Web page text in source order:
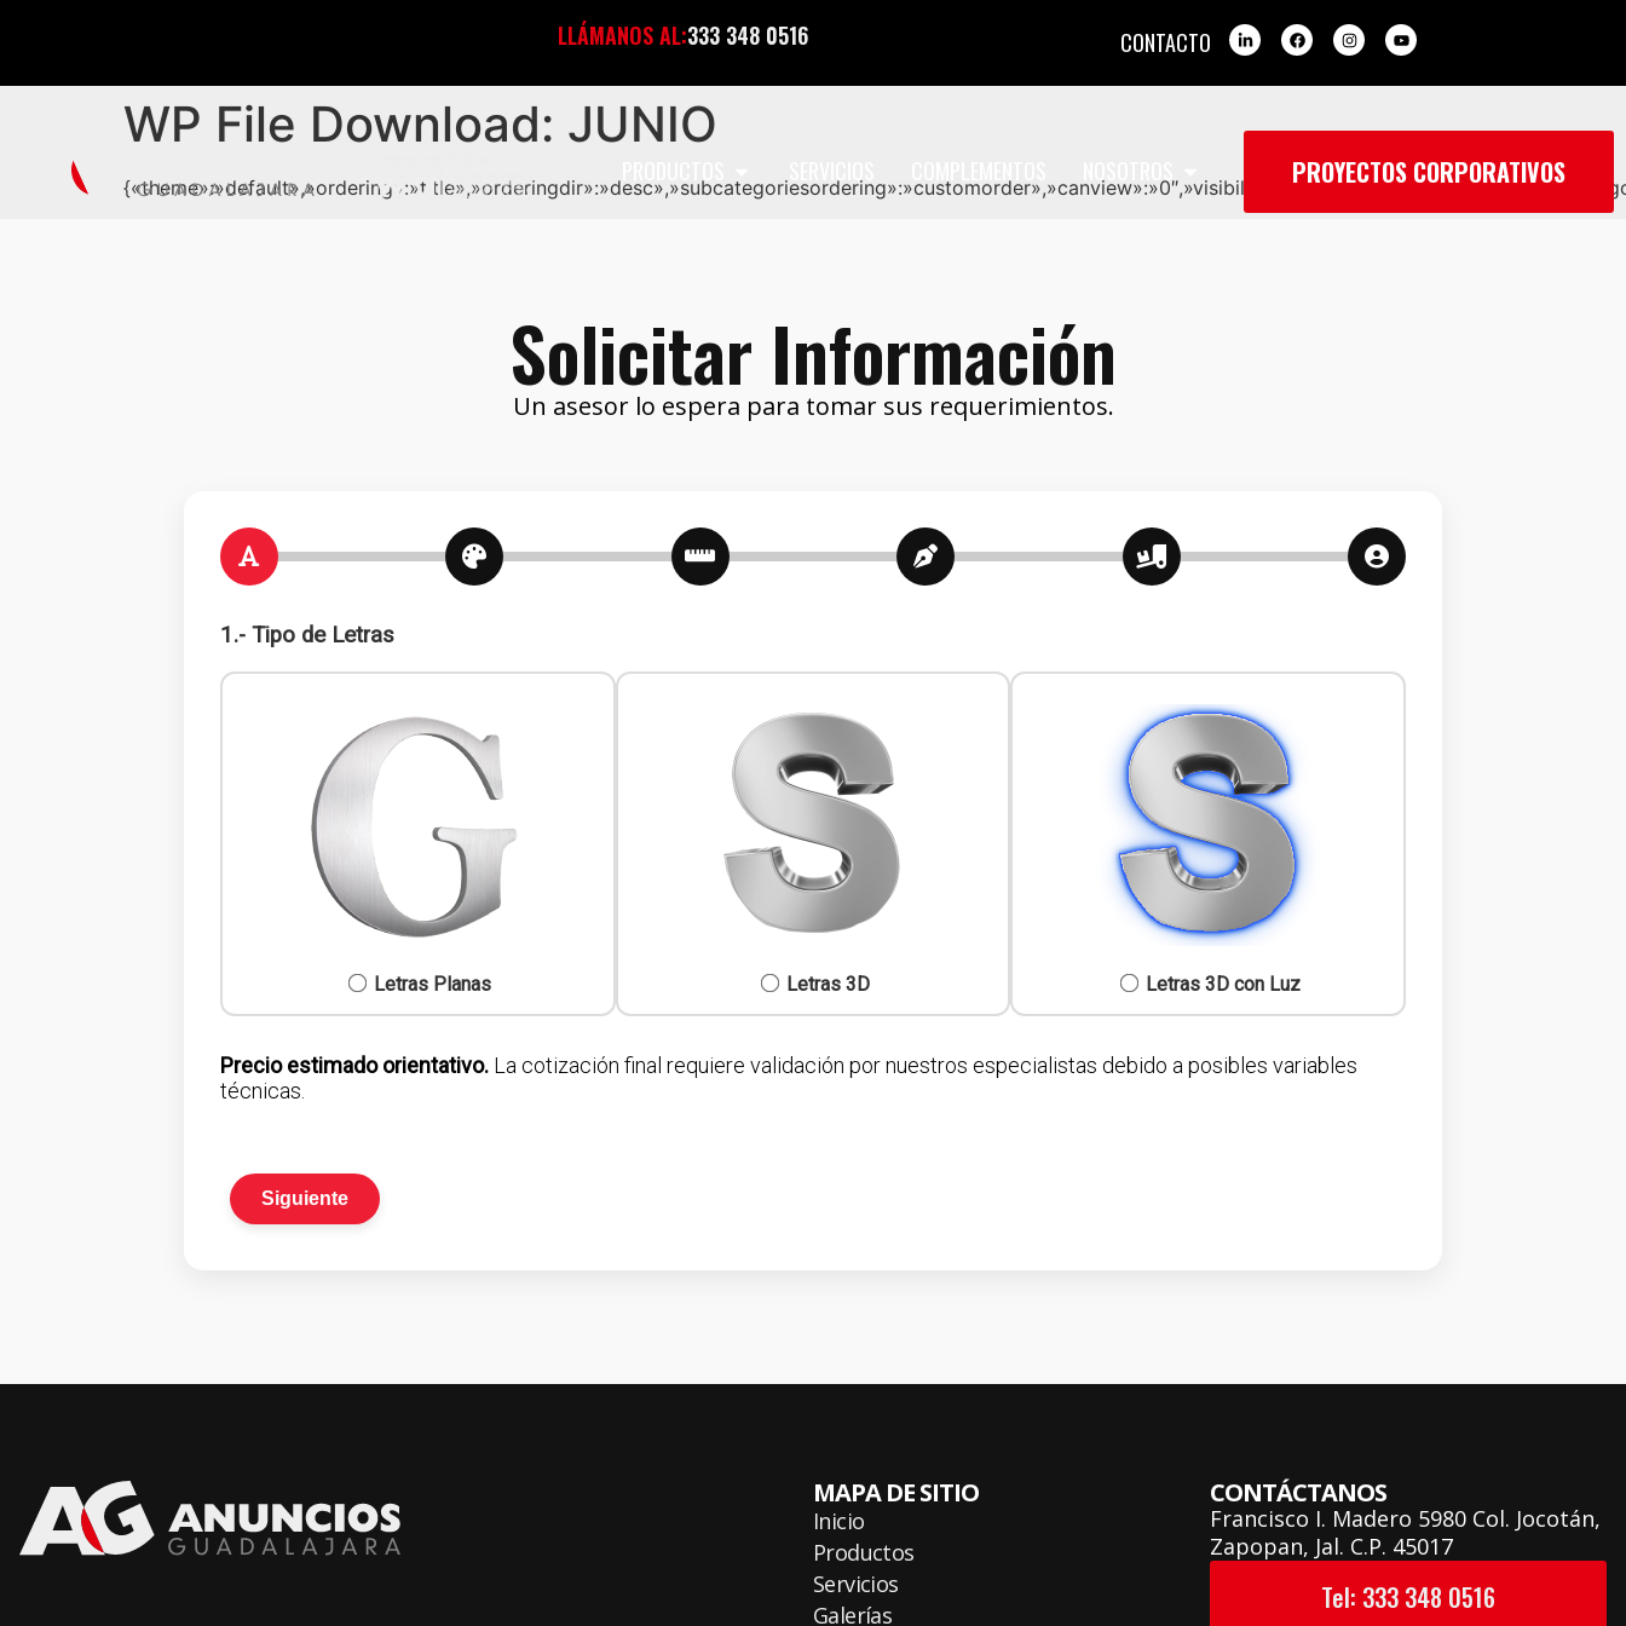
LLÁMANOS AL:333 348 0516 CONTACTO
PROYECTOS CORPORATIVOS
WP File Download: JUNIO
{«theme»:»default»,»ordering»:»title»,»orderingdir»:»desc»,»subcategoriesordering»:»customorder»,»canview»:»0″,»visibility»:»-
Solicitar Información
Un asesor lo espera para tomar sus requerimientos.
MAPA DE SITIO
Inicio
Productos
Servicios
Galerías
CONTÁCTANOS
Francisco I. Madero 5980 Col. Jocotán,
Zapopan, Jal. C.P. 45017
Tel: 333 348 0516